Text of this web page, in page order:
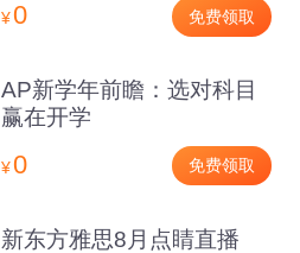
¥0 免费领取
AP新学年前瞻：选对科目
赢在开学
¥0 免费领取
新东方雅思8月点睛直播